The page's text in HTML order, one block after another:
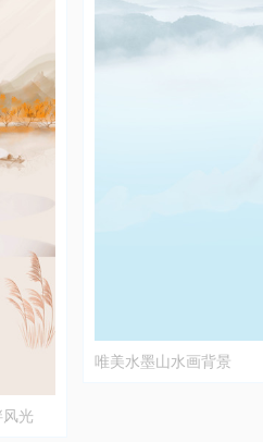
光
唯美水墨山水画背景